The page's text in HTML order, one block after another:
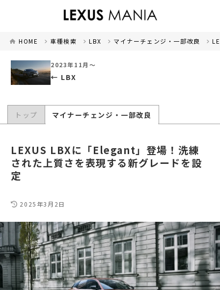
HOME 車種検索 LBX マイナーチェンジ・一部改良
2023年11月～
LBX
トップ マイナーチェンジ・一部改良
LEXUS LBXに「Elegant」登場！洗練
された上質さを表現する新グレードを設
定
2025年3月2日